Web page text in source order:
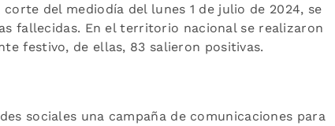
del mediodía del lunes 1 de julio de 2024, se
fallecidas. En el territorio nacional se realizaron
festivo, de ellas, 83 salieron positivas.
sociales una campaña de comunicaciones para